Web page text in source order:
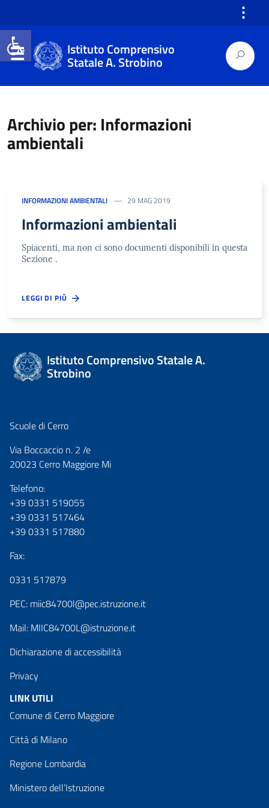
Open toolbar
⋮
Istituto Comprensivo
Statale A. Strobino
Archivio per: Informazioni
ambientali
INFORMAZIONI AMBIENTALI 29 MAG 2019
Informazioni ambientali
Spiacenti, ma non ci sono documenti disponibili in questa
Sezione .
LEGGI DI PIÙ
Istituto Comprensivo Statale A.
Strobino
Scuole di Cerro
Via Boccaccio n. 2 /e
20023 Cerro Maggiore Mi
Telefono:
+39 0331 519055
+39 0331 517464
+39 0331 517880
Fax:
0331 517879
PEC: miic84700l@pec.istruzione.it
Mail: MIIC84700L@istruzione.it
Dichiarazione di accessibilità
Privacy
LINK UTILI
Comune di Cerro Maggiore
Città di Milano
Regione Lombardia
Ministero dell’Istruzione